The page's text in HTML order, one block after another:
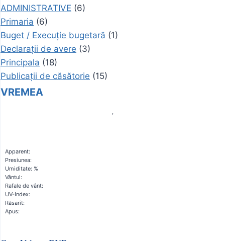
ADMINISTRATIVE (6)
Primaria (6)
Buget / Execuție bugetară (1)
Declarații de avere (3)
Principala (18)
Publicații de căsătorie (15)
VREMEA
,
Apparent:
Presiunea:
Umiditate: %
Vântul:
Rafale de vânt:
UV-Index:
Răsarit:
Apus: